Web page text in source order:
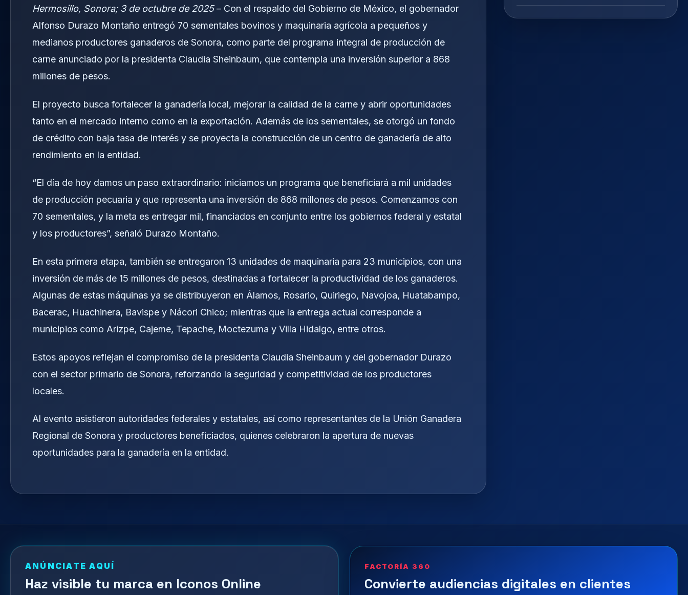
Hermosillo, Sonora; 3 de octubre de 2025– Con el respaldo del Gobierno de México, el gobernador
Alfonso Durazo Montaño entregó 70 sementales bovinos y maquinaria agrícola a pequeños y
medianos productores ganaderos de Sonora, como parte del programa integral de producción de
carne anunciado por la presidenta Claudia Sheinbaum, que contempla una inversión superior a 868
millones de pesos.
El proyecto busca fortalecer la ganadería local, mejorar la calidad de la carne y abrir oportunidades
tanto en el mercado interno como en la exportación. Además de los sementales, se otorgó un fondo
de crédito con baja tasa de interés y se proyecta la construcción de un centro de ganadería de alto
rendimiento en la entidad.
“El día de hoy damos un paso extraordinario: iniciamos un programa que beneficiará a mil unidades
de producción pecuaria y que representa una inversión de 868 millones de pesos. Comenzamos con
70 sementales, y la meta es entregar mil, financiados en conjunto entre los gobiernos federal y estatal
y los productores”, señaló Durazo Montaño.
En esta primera etapa, también se entregaron 13 unidades de maquinaria para 23 municipios, con una
inversión de más de 15 millones de pesos, destinadas a fortalecer la productividad de los ganaderos.
Algunas de estas máquinas ya se distribuyeron en Álamos, Rosario, Quiriego, Navojoa, Huatabampo,
Bacerac, Huachinera, Bavispe y Nácori Chico; mientras que la entrega actual corresponde a
municipios como Arizpe, Cajeme, Tepache, Moctezuma y Villa Hidalgo, entre otros.
Estos apoyos reflejan el compromiso de la presidenta Claudia Sheinbaum y del gobernador Durazo
con el sector primario de Sonora, reforzando la seguridad y competitividad de los productores
locales.
Al evento asistieron autoridades federales y estatales, así como representantes de la Unión Ganadera
Regional de Sonora y productores beneficiados, quienes celebraron la apertura de nuevas
oportunidades para la ganadería en la entidad.
ANÚNCIATE AQUÍ
Haz visible tu marca en Iconos Online
FACTORÍA 360
Convierte audiencias digitales en clientes